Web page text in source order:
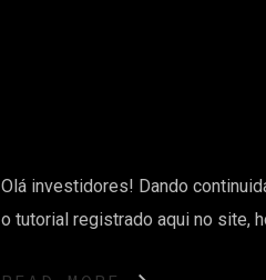
Olá investidores! Dando
o tutorial registrado aqui no site,